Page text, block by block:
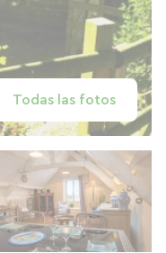
Todas las fotos